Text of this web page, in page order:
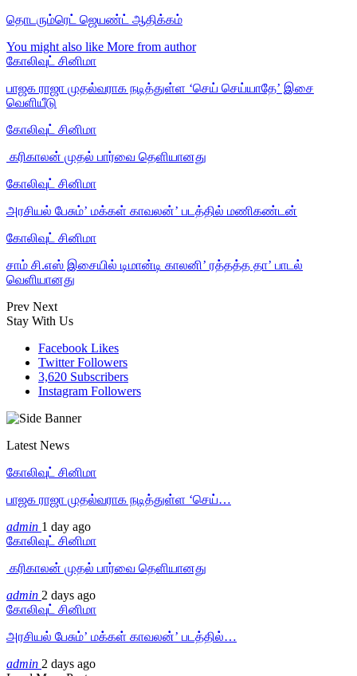
தொடரும்ரெட் ஜெயண்ட் ஆதிக்கம்
You might also like More from author
கோலிவுட் சினிமா
பாஜக ராஜா முதல்வராக நடித்துள்ள ‘செய் செய்யாதே’ இசை
வெளியீடு
கோலிவுட் சினிமா
‎ கரிகாலன் முதல் பார்வை தெளியானது
கோலிவுட் சினிமா
அரசியல் பேசும்’ மக்கள் காவலன்’ படத்தில் மணிகண்டன்
கோலிவுட் சினிமா
சாம் சி.எஸ் இசையில் டிமான்டி காலனி’ ரத்தத்த தா’ பாடல்
வெளியானது
Prev Next
Stay With Us
Facebook Likes
Twitter Followers
3,620 Subscribers
Instagram Followers
Latest News
கோலிவுட் சினிமா
பாஜக ராஜா முதல்வராக நடித்துள்ள ‘செய்…
admin 1 day ago
கோலிவுட் சினிமா
‎ கரிகாலன் முதல் பார்வை தெளியானது
admin 2 days ago
கோலிவுட் சினிமா
அரசியல் பேசும்’ மக்கள் காவலன்’ படத்தில்…
admin 2 days ago